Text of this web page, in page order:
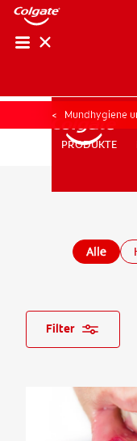
PRODUKTE
FÜR FACHKREISE
PRODUKTE
Mundhygiene
Alle
Filter